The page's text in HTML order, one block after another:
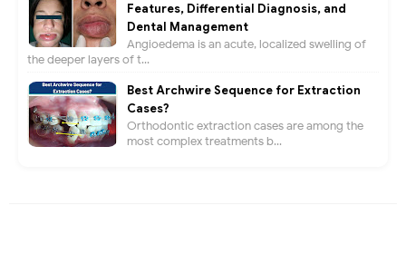
Features, Differential Diagnosis, and
Dental Management
Angioedema is an acute, localized swelling of
the deeper layers of t...
Best Archwire Sequence for Extraction
Cases?
Orthodontic extraction cases are among the
most complex treatments b...